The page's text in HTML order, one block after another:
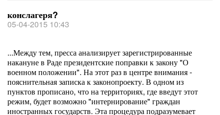
конслагеря?
05-04-2015 10:43
...Между тем, пресса анализирует зарегистрированные
накануне в Раде президентские поправки к закону "О
военном положении". На этот раз в центре внимания -
пояснительная записка к законопроекту. В одном из
пунктов прописано, что на территориях, где введут этот
режим, будет возможно "интернирование" граждан
иностранных государств. Эта процедура подразумевает